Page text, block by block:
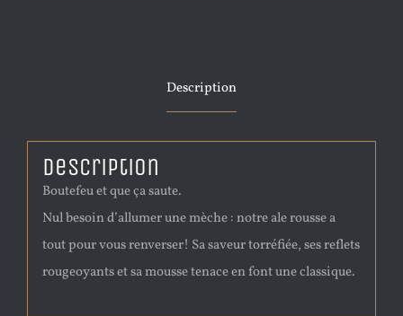
Description
Description
Boutefeu et que ça saute.
Nul besoin d’allumer une mèche : notre ale rousse a
tout pour vous renverser! Sa saveur torréfiée, ses reflets
rougeoyants et sa mousse tenace en font une classique.